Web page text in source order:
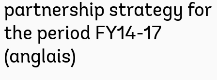
partnership strategy for
the period FY14-17
(anglais)